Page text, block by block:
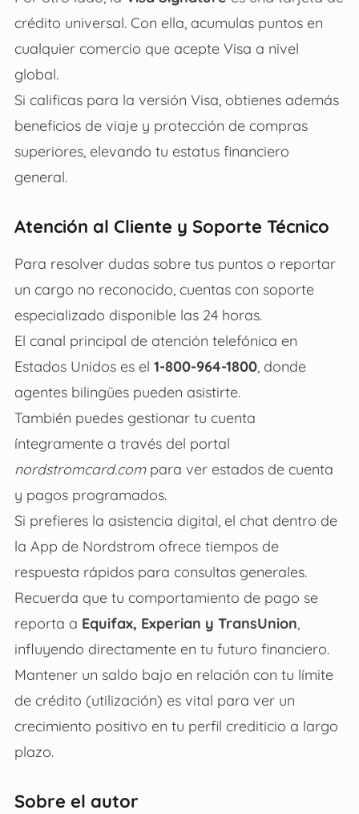
crédito universal. Con ella, acumulas puntos en
cualquier comercio que acepte Visa a nivel
global.
Si calificas para la versión Visa, obtienes además
beneficios de viaje y protección de compras
superiores, elevando tu estatus financiero
general.
Atención al Cliente y Soporte Técnico
Para resolver dudas sobre tus puntos o reportar
un cargo no reconocido, cuentas con soporte
especializado disponible las 24 horas.
El canal principal de atención telefónica en
Estados Unidos es el 1-800-964-1800, donde
agentes bilingües pueden asistirte.
También puedes gestionar tu cuenta
íntegramente a través del portal
nordstromcard.compara ver estados de cuenta
y pagos programados.
Si prefieres la asistencia digital, el chat dentro de
la App de Nordstrom ofrece tiempos de
respuesta rápidos para consultas generales.
Recuerda que tu comportamiento de pago se
reporta a Equifax, Experian y TransUnion
influyendo directamente en tu futuro financiero.
Mantener un saldo bajo en relación con tu límite
de crédito (utilización) es vital para ver un
crecimiento positivo en tu perfil crediticio a largo
plazo.
Sobre el autor